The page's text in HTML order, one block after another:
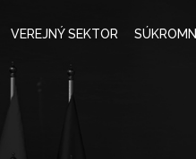
VEREJNÝ SEKTOR